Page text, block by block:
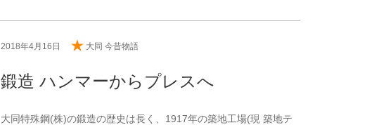
2018年4月16日 大同 今昔物語
鍛造 ハンマーからプレスへ
大同特殊鋼(株)の鍛造の歴史は長く、1917年の築地工場(現 築地テ